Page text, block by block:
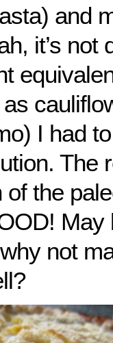
and
it’s not
I had
The
the
May
not